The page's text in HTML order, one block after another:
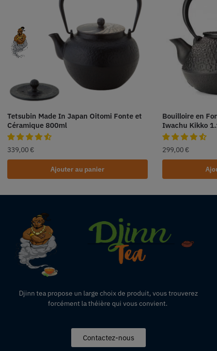
Tetsubin Made In Japan Oitomi Fonte et
Céramique 800ml
339,00 €
Ajouter au panier
Bouilloire en
Iwachu Kikko
299,00 €
Djinn tea propose un large choix de produit, vous trouverez
forcément la théière qui vous convient.
Contactez-nous